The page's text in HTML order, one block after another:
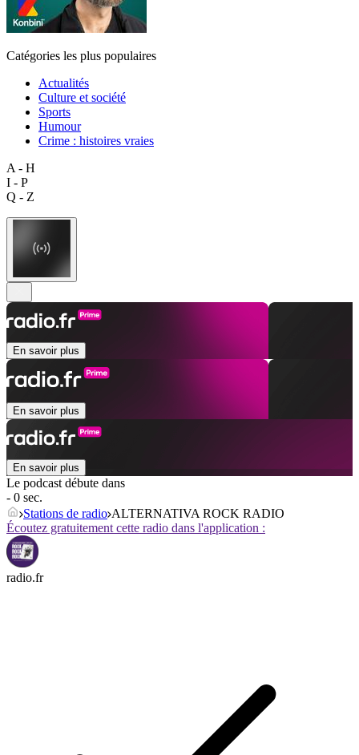
Catégories les plus populaires
Actualités
Culture et société
Sports
Humour
Crime : histoires vraies
A - H
I - P
Q - Z
En savoir plus
En savoir plus
En savoir plus
Le podcast débute dans
- 0 sec.
Stations de radio ALTERNATIVA ROCK RADIO
Écoutez gratuitement cette radio dans l'application :
radio.fr